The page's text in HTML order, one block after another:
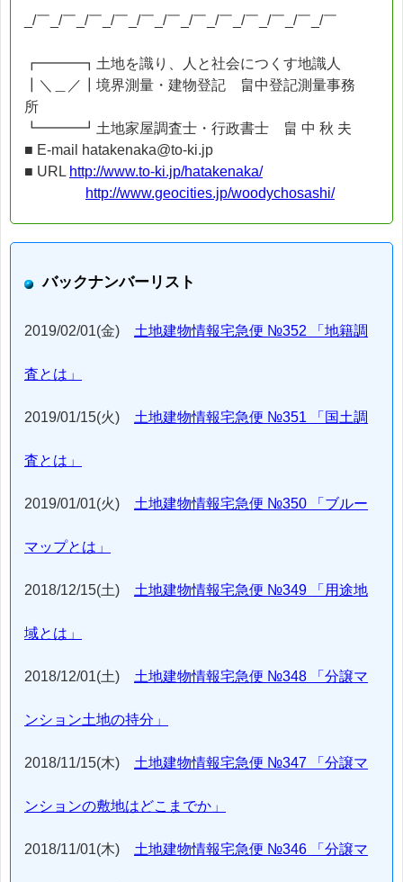
_/￣_/￣_/￣_/￣_/￣_/￣_/￣_/￣_/￣_/￣_/￣_/￣
┏━━━┓土地を識り、人と社会につくす地識人
┃＼＿／┃境界測量・建物登記 畠中登記測量事務
所
┗━━━┛土地家屋調査士・行政書士 畠 中 秋 夫
■ E-mail hatakenaka@to-ki.jp
■ URL http://www.to-ki.jp/hatakenaka/
http://www.geocities.jp/woodychosashi/
バックナンバーリスト
2019/02/01(金) 土地建物情報宅急便 №352 「地籍調
査とは」
2019/01/15(火) 土地建物情報宅急便 №351 「国土調
査とは」
2019/01/01(火) 土地建物情報宅急便 №350 「ブルー
マップとは」
2018/12/15(土) 土地建物情報宅急便 №349 「用途地
域とは」
2018/12/01(土) 土地建物情報宅急便 №348 「分譲マ
ンション土地の持分」
2018/11/15(木) 土地建物情報宅急便 №347 「分譲マ
ンションの敷地はどこまでか」
2018/11/01(木) 土地建物情報宅急便 №346 「分譲マ